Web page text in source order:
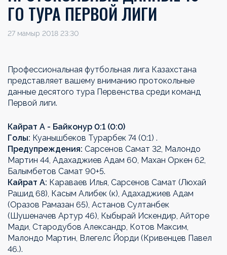
ГО ТУРА ПЕРВОЙ ЛИГИ
27 мамыр 2018 23:30
Профессиональная футбольная лига Казахстана
представляет вашему вниманию протокольные
данные десятого тура Первенства среди команд
Первой лиги.
Кайрат А - Байконур 0:1 (0:0)
Голы: Куанышбеков Турарбек 74 (0:1) .
Предупреждения: Сарсенов Самат 32, Малондо
Мартин 44, Адахаджиев Адам 60, Махан Оркен 62,
Балымбетов Самат 90+5.
Кайрат А: Караваев Илья, Сарсенов Самат (Люхай
Рашид 68), Касым Алибек (к), Адахаджиев Адам
(Оразов Рамазан 65), Астанов Султанбек
(Шушеначев Артур 46), Кыбырай Искендир, Айторе
Мади, Стародубов Александр, Котов Максим,
Малондо Мартин, Влегелс Йорди (Кривенцев Павел
46.).